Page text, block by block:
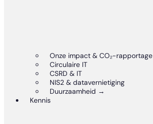
Onze impact & CO₂-rapportage
Circulaire IT
CSRD & IT
NIS2 & datavernietiging
Duurzaamheid →
Kennis